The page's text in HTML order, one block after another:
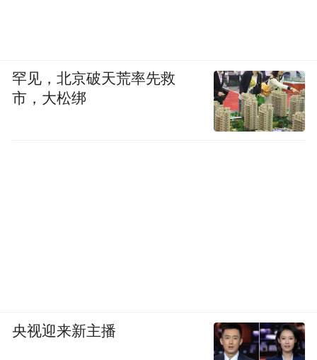
罕见，北京破天荒率先救
市，大松绑
央视迎来新主播